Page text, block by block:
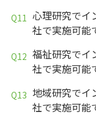
心理研究でイ
社で実施可能
福祉研究でイ
社で実施可能
地域研究でイ
社で実施可能